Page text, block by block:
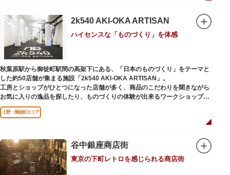
ご本尊である辯才天は、音楽と芸能の守り神として広く信仰され、
「辯”財”天」とも書くことから、金運上昇といったご利益もあると言われて
います。辯才天は琵琶を持った姿で知られていますが、不忍池辯天堂の辯才
天は、8本の腕に煩悩を破壊する武器をお持ちになっている「八臂辯才天
（はっぴべんざいてん）」。9月に行われる「巳成金（みなるかね）大祭」
で目にすることができます。
不忍池辯天堂には、豊臣秀吉公が大切にしていたという伝説のある、谷中七
福神とは別の「大黒天」も祀られています。
2k540 AKI-OKA ARTISAN
ハイセンスな「ものづくり」を体感
秋葉原駅から御徒町駅間の高架下にある、「日本のものづくり」をテーマと
した約50店舗が集まる施設「2k540 AKI-OKA ARTISAN」。
工房とショップがひとつになった店舗が多く、商品のこだわりを聞きながら
お気に入りの逸品を探したり、ものづくりの体験が出来るワークショップに
参加して自分だけのオリジナル商品を作ったり、クリエイターと直接コミュ
ニケーションをとりながらのショッピングが楽しめます。飲食店もあるので
ないぬくもりと、新しいデザインの商品に出会うことができます。
名前の由来は、東京駅から2k540m付近にあることから「2k540」、秋葉原
駅（AKIHABARA）と御徒町駅（OKACHIMACHI）の間にあるという造語
上野・御徒町エリア
谷中銀座商店街
東京の下町レトロを感じられる商店街